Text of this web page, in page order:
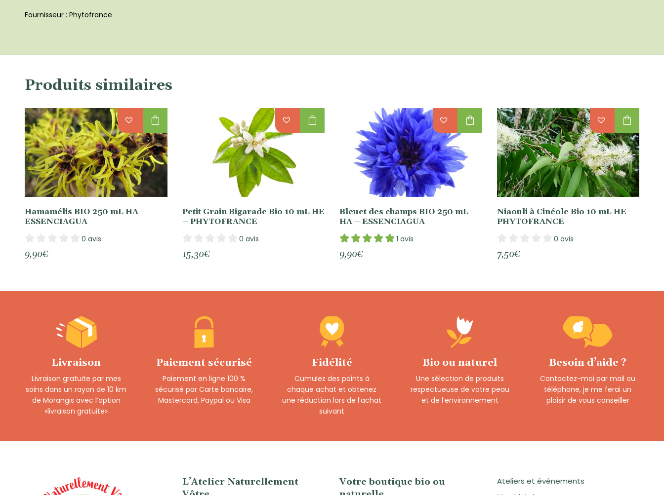
Fournisseur : Phytofrance
Produits similaires
Hamamélis BIO 250 mL HA –
ESSENCIAGUA
0 avis
9,90€
shopping_bag
Petit Grain Bigarade Bio 10 mL HE
– PHYTOFRANCE
0 avis
15,30€
shopping_bag
Bleuet des champs BIO 250 mL
HA – ESSENCIAGUA
1 avis
9,90€
shopping_bag
Niaouli à Cinéole Bio 10 mL HE –
PHYTOFRANCE
0 avis
7,50€
shopping_bag
Livraison
Livraison gratuite par mes
soins dans un rayon de 10 km
de Morangis avec l’option
«livraison gratuite»
Paiement sécurisé
Paiement en ligne 100 %
sécurisé par Carte bancaire,
Mastercard, Paypal ou Visa
Fidélité
Cumulez des points à
chaque achat et obtenez
une réduction lors de l’achat
suivant
Bio ou naturel
Une sélection de produits
respectueuse de votre peau
et de l’environnement
Besoin d’aide ?
Contactez-moi par mail ou
téléphone, je me ferai un
plaisir de vous conseiller
L’Atelier Naturellement
Votre boutique bio ou
Ateliers et événements